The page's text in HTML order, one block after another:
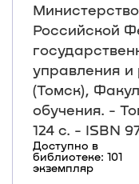
Российской
управления и
(Томск),
обучения. -
124 с. - ISBN
Доступно в
библиотеке: 101
экземпляр